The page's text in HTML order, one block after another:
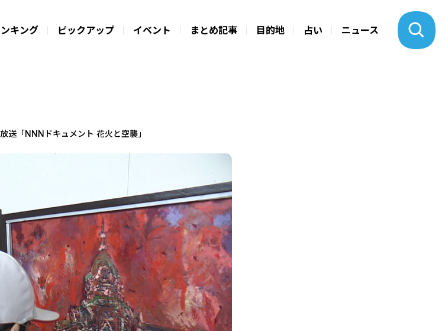
キング ピックアップ イベント まとめ記事 目的地 占い ニュース
送「NNNドキュメント 花火と空襲」